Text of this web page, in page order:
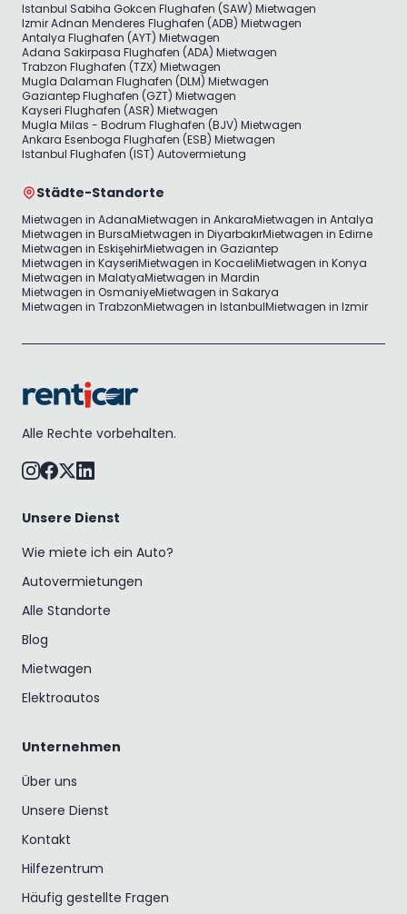
Istanbul Sabiha Gokcen Flughafen (SAW) Mietwagen
Izmir Adnan Menderes Flughafen (ADB) Mietwagen
Antalya Flughafen (AYT) Mietwagen
Adana Sakirpasa Flughafen (ADA) Mietwagen
Trabzon Flughafen (TZX) Mietwagen
Mugla Dalaman Flughafen (DLM) Mietwagen
Gaziantep Flughafen (GZT) Mietwagen
Kayseri Flughafen (ASR) Mietwagen
Mugla Milas - Bodrum Flughafen (BJV) Mietwagen
Ankara Esenboga Flughafen (ESB) Mietwagen
Istanbul Flughafen (IST) Autovermietung
Städte-Standorte
Mietwagen in AdanaMietwagen in AnkaraMietwagen in Antalya
Mietwagen in BursaMietwagen in DiyarbakırMietwagen in Edirne
Mietwagen in EskişehirMietwagen in Gaziantep
Mietwagen in KayseriMietwagen in KocaeliMietwagen in Konya
Mietwagen in MalatyaMietwagen in Mardin
Mietwagen in OsmaniyeMietwagen in Sakarya
Mietwagen in TrabzonMietwagen in IstanbulMietwagen in Izmir
Alle Rechte vorbehalten.
Unsere Dienst
Wie miete ich ein Auto?
Autovermietungen
Alle Standorte
Blog
Mietwagen
Elektroautos
Unternehmen
Über uns
Unsere Dienst
Kontakt
Hilfezentrum
Häufig gestellte Fragen